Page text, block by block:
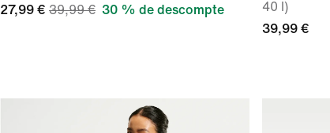
27,99 € 39,99 € 30 % de descompte
40 l)
39,99 €